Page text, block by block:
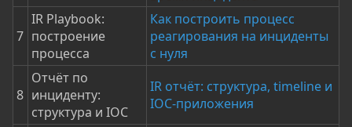
7
IR Playbook:
построение
процесса
Как построить процесс
реагирования на инциденты
с нуля
8
Отчёт по
инциденту:
структура и IOC
IR отчёт: структура, timeline и
IOC-приложения